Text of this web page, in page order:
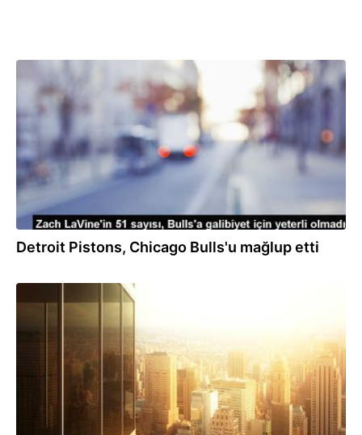
29.10.2023
Detroit Pistons, Chicago Bulls'u mağlup etti
01.06.2023